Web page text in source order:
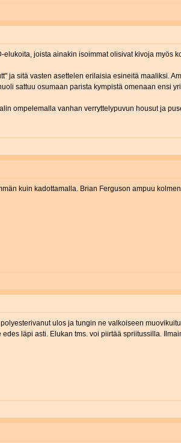
joista ainakin isoimmat olisivat kivoja myös
ja sitä vasten asettelen erilaisia esineitä maaliksi.
sattuu osumaan parista kympistä omenaan ensi
ompelemalla vanhan verryttelypuvun housut ja
kuin kadottamalla. Brian Ferguson ampuu
ulos ja tungin ne valkoiseen
läpi asti. Elukan tms. voi piirtää spriitussilla.